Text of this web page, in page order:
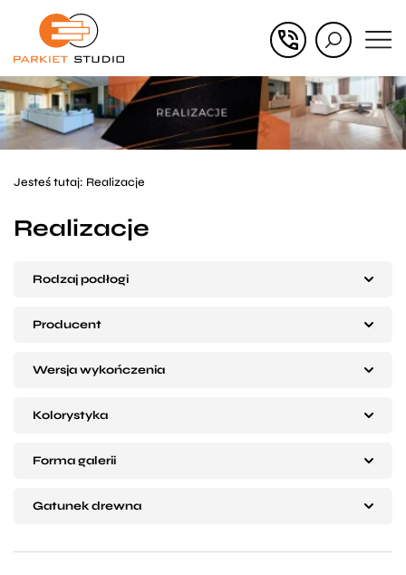
Przejdź
głównego
Przejdź
menu
w
stopce
Jesteś tutaj: Realizacje
Realizacje
Rodzaj podłogi
Producent
Wersja wykończenia
Kolorystyka
Forma galerii
Gatunek drewna